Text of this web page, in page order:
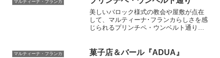
彫られています。ユネスコの平和文化メ
ッセンジャーのモニュメントにも認定さ
れています
マルティーナ・フランカ
美しいバロック様式の教会や屋敷が点在
して、マルティーナ･フランカらしさを感
じられるプリンチペ・ウンベルト通り。
見ることのできないお屋敷も一般公開さ
マルティーナ・フランカ 菓子店＆バール『ADUA』